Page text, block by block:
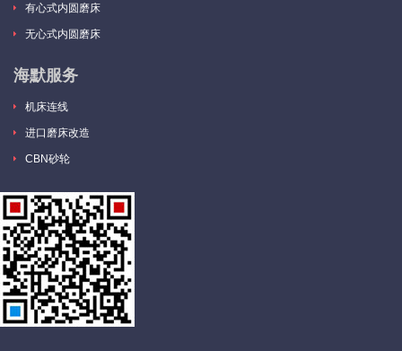
有心式内圆磨床
无心式内圆磨床
海默服务
机床连线
进口磨床改造
CBN砂轮